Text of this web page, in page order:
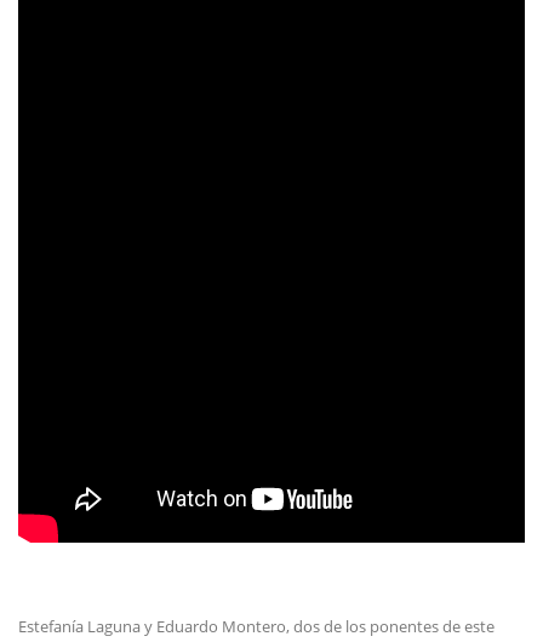
Estefanía Laguna y Eduardo Montero, dos de los ponentes de este